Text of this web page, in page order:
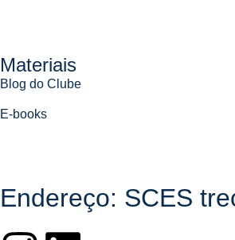
Materiais
Blog do Clube
E-books
Endereço: SCES